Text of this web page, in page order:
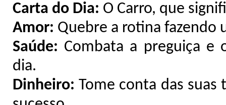
Carta do Dia: O Carro, que
Amor: Quebre a rotina fazendo
Saúde: Combata a preguiça e
dia.
Dinheiro:Tome conta das suas